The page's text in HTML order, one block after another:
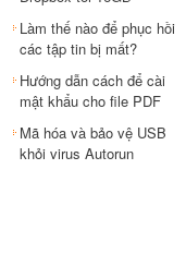
Làm thế nào để phục hồi
các tập tin bị mất?
Hướng dẫn cách để cài
mật khẩu cho file PDF
Mã hóa và bảo vệ USB
khỏi virus Autorun